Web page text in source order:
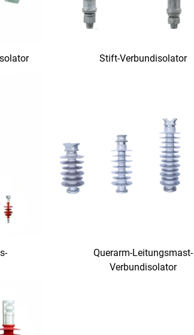
Stift-Verbundisolator
Querarm-Leitungsmast-
Verbundisolator